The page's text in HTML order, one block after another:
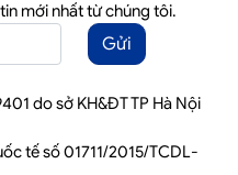
mới nhất từ chúng tôi.
Gửi
do sở KH&ĐT TP Hà Nội
tế số 01711/2015/TCDL-